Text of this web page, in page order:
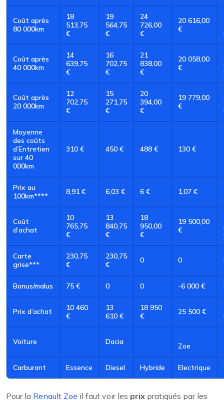
Coût après
80 000km
18
513,75
€
19
564,75
€
24
726,00
€
20 616,00
€
Coût après
40 000km
14
639,75
€
16
702,75
€
21
838,00
€
20 058,00
€
Coût après
20 000km
12
702,75
€
15
271,75
€
20
394,00
€
19 779,00
€
Moyenne
des coûts
d’Entretien
sur 40
000km
310 € 450 € 488 € 130 €
Prix au
100km****
8,91 € 6,03 € 6 € 1,07 €
Coût
d’achat
10
765,75
€
13
840,75
€
18
950,00
€
19 500,00
€
Carte
grise***
230,75
€
230,75
€
0 0
Bonus/malus 75 € 0 0 -6 000 €
Prix d’achat
10 460
€
13
610 €
18 950
€
25 500 €
Voiture Dacia
Zoe
Carburant Essence Diesel Hybride Electrique
Pour la Renault Zoe il faut voir les prix pratiqués par les